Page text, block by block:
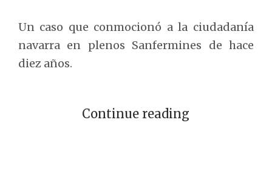
Un caso que conmocionó a la ciudadanía
navarra en plenos Sanfermines de hace
diez años.
Continue reading